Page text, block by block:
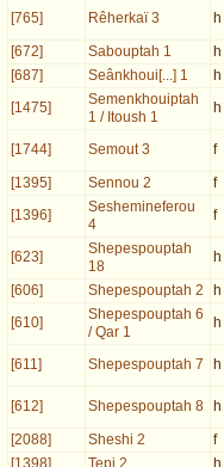
[765]
Rêherkaï 3 h
[672]
Sabouptah 1 h
[687]
Seânkhoui[...] 1 h
[1475]
Semenkhouiptah
1 / Itoush 1
h
[1744] Semout 3 f
[1395]
Sennou 2 f
[1396]
Seshemineferou
4
f
[623]
Shepespouptah
18
h
[606]
Shepespouptah 2 h
[610]
Shepespouptah 6
/ Qar 1
h
[611] Shepespouptah 7 h
[612] Shepespouptah 8 h
[2088]
Sheshi 2 f
[1398]
Tepi 2 h